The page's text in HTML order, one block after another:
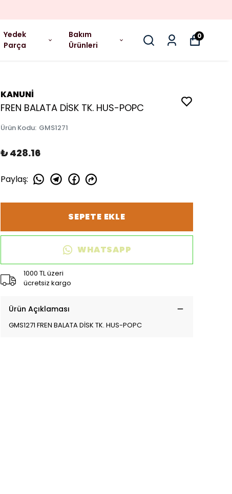
Yedek
Parça
Bakım
Ürünleri
0
KANUNİ
FREN BALATA DİSK TK. HUS-POPC
Ürün Kodu: GMS1271
₺ 428.16
Paylaş:
SEPETE EKLE
WHATSAPP
1000 TL üzeri
ücretsiz kargo
Ürün Açıklaması
GMS1271 FREN BALATA DİSK TK. HUS-POPC